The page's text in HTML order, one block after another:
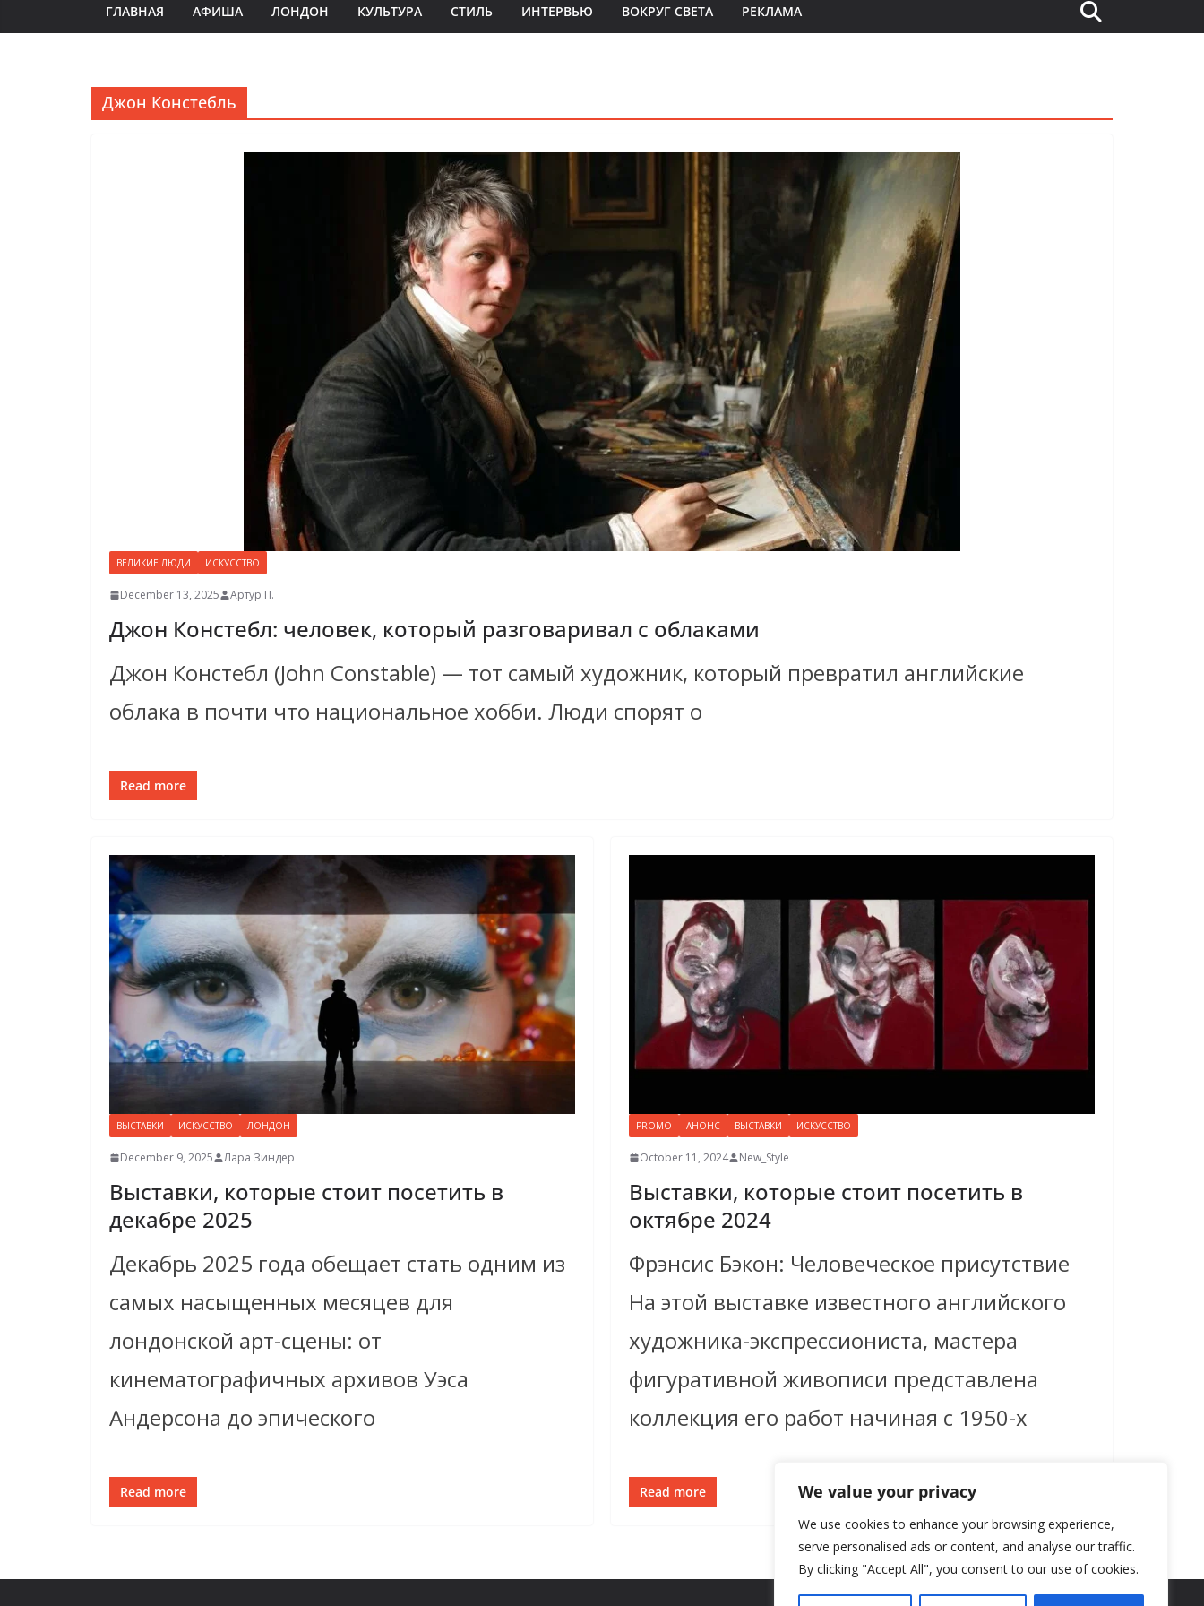
We value your privacy
We use cookies to enhance your browsing experience,
serve personalised ads or content, and analyse our traffic.
By clicking "Accept All", you consent to our use of cookies.
ГЛАВНАЯ АФИША ЛОНДОН КУЛЬТУРА СТИЛЬ ИНТЕРВЬЮ ВОКРУГ СВЕТА РЕКЛАМА
Джон Констебль
ВЕЛИКИЕ ЛЮДИ ИСКУССТВО
December 13, 2025 Артур П.
Джон Констебл: человек, который разговаривал с облаками
Джон Констебл (John Constable) — тот самый художник, который превратил английские
облака в почти что национальное хобби. Люди спорят о
Read more
ВЫСТАВКИ ИСКУССТВО ЛОНДОН
December 9, 2025 Лара Зиндер
Выставки, которые стоит посетить в
декабре 2025
Декабрь 2025 года обещает стать одним из
самых насыщенных месяцев для
лондонской арт-сцены: от
кинематографичных архивов Уэса
Андерсона до эпического
Read more
PROMO АНОНС ВЫСТАВКИ ИСКУССТВО
October 11, 2024 New_Style
Выставки, которые стоит посетить в
октябре 2024
Фрэнсис Бэкон: Человеческое присутствие
На этой выставке известного английского
художника-экспрессиониста, мастера
фигуративной живописи представлена
коллекция его работ начиная с 1950-х
Read more